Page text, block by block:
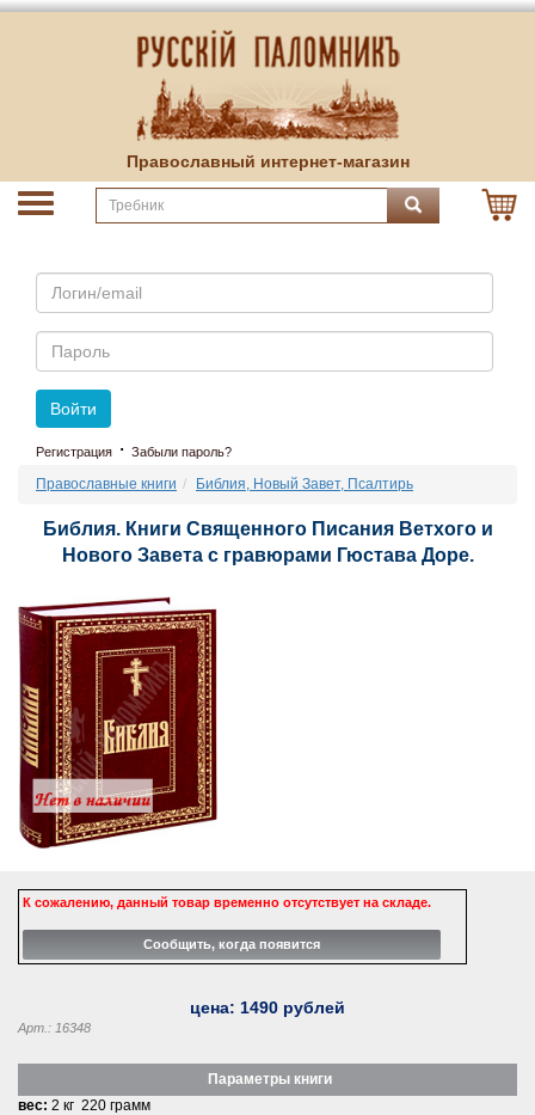
Православный интернет-магазин
Email
Пароль
Войти
Регистрация · Забыли пароль?
Православные книги Библия, Новый Завет, Псалтирь
Библия. Книги Священного Писания Ветхого и
Нового Завета с гравюрами Гюстава Доре.
К сожалению, данный товар временно отсутствует на складе.
цена: 1490 рублей
Арт.: 16348
Параметры книги
вес: 2 кг 220 грамм